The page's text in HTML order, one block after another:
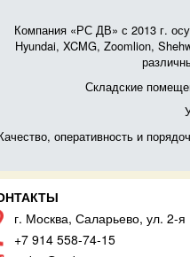
Компания «РС ДВ» с 2013 г.
Hyundai, XCMG, Zoomlion,
Складские
оперативность и
г. Москва, Саларьево, ул. 2-
+7 914 558-74-15